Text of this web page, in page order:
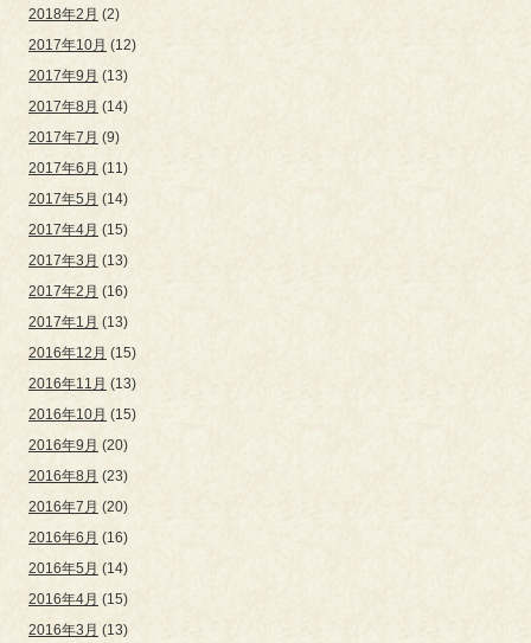
2018年2月 (2)
2017年10月 (12)
2017年9月 (13)
2017年8月 (14)
2017年7月 (9)
2017年6月 (11)
2017年5月 (14)
2017年4月 (15)
2017年3月 (13)
2017年2月 (16)
2017年1月 (13)
2016年12月 (15)
2016年11月 (13)
2016年10月 (15)
2016年9月 (20)
2016年8月 (23)
2016年7月 (20)
2016年6月 (16)
2016年5月 (14)
2016年4月 (15)
2016年3月 (13)